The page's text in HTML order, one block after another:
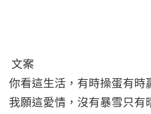
文案
你看這生活，有時操蛋有時
我願這愛情，沒有暴雪只有